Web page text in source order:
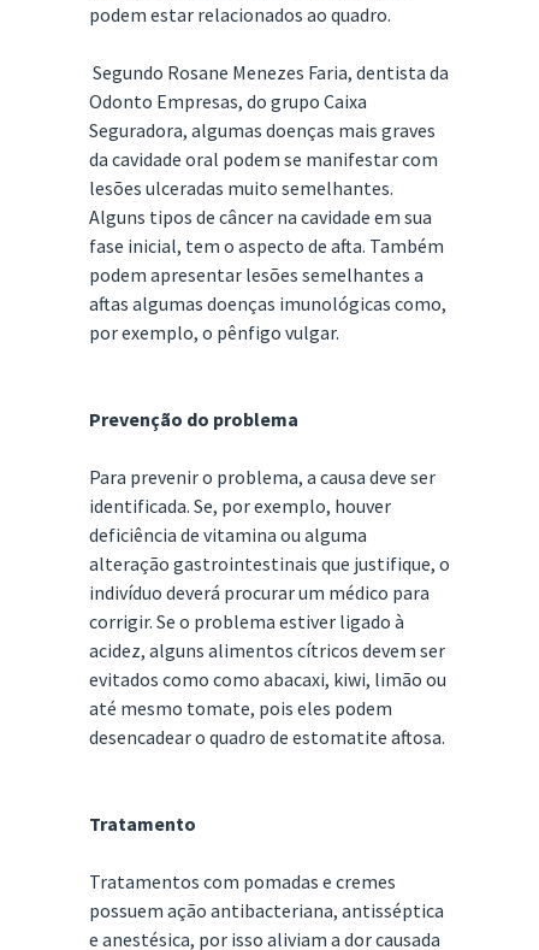
podem estar relacionados ao quadro.
Segundo Rosane Menezes Faria, dentista da
Odonto Empresas, do grupo Caixa
Seguradora, algumas doenças mais graves
da cavidade oral podem se manifestar com
lesões ulceradas muito semelhantes.
Alguns tipos de câncer na cavidade em sua
fase inicial, tem o aspecto de afta. Também
podem apresentar lesões semelhantes a
aftas algumas doenças imunológicas como,
por exemplo, o pênfigo vulgar.
Prevenção do problema
Para prevenir o problema, a causa deve ser
identificada. Se, por exemplo, houver
deficiência de vitamina ou alguma
alteração gastrointestinais que justifique, o
indivíduo deverá procurar um médico para
corrigir. Se o problema estiver ligado à
acidez, alguns alimentos cítricos devem ser
evitados como como abacaxi, kiwi, limão ou
até mesmo tomate, pois eles podem
desencadear o quadro de estomatite aftosa.
Tratamento
Tratamentos com pomadas e cremes
possuem ação antibacteriana, antisséptica
e anestésica, por isso aliviam a dor causada